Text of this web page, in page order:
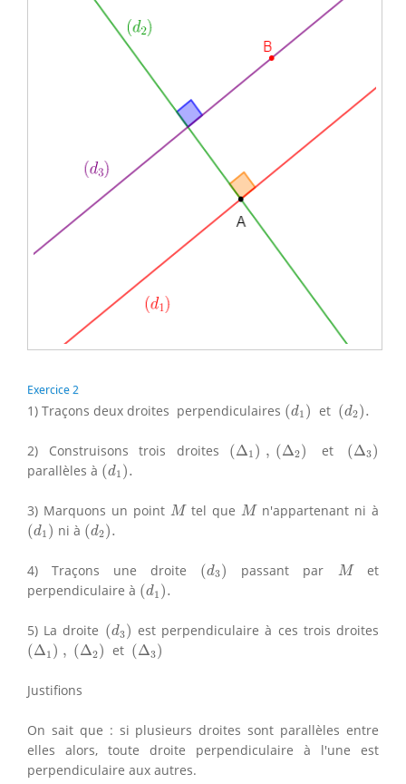
Exercice 2
1) Traçons deux droites perpendiculaires (d1 )
(d1) et (d2).
(d2)
2) Construisons trois droites (Δ1 ) , (Δ2)
(Δ1 ), Δ2) et (Δ3)
(Δ3 )
parallèles à (d1 ).
(d1)
3) Marquons un point M
Mtel que M
Mn'appartenant ni à
(d1 )
(d1) ni à (d2).
(d2)
4) Traçons une droite (d3)
(d3) passant par M
Met
perpendiculaire à (d1 ).
(d1)
5) La droite (d3)
(d3) est perpendiculaire à ces trois droites
(Δ1 ) , (Δ2)
(Δ1 ), 2) et (Δ3)
(Δ3 )
Justifions
On sait que : si plusieurs droites sont parallèles entre
elles alors, toute droite perpendiculaire à l'une est
perpendiculaire aux autres.